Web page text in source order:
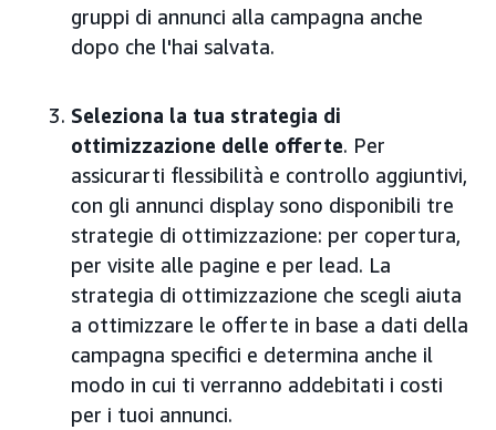
gruppi di annunci alla campagna anche
dopo che l'hai salvata.
Seleziona la tua strategia di
ottimizzazione delle offerte. Per
assicurarti flessibilità e controllo aggiuntivi,
con gli annunci display sono disponibili tre
strategie di ottimizzazione: per copertura,
per visite alle pagine e per lead. La
strategia di ottimizzazione che scegli aiuta
a ottimizzare le offerte in base a dati della
campagna specifici e determina anche il
modo in cui ti verranno addebitati i costi
per i tuoi annunci.